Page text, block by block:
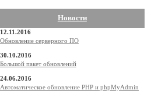
Новости
12.11.2016
Обновление серверного ПО
30.10.2016
Большой пакет обновлений
24.06.2016
Автоматическое обновление PHP и phpMyAdmin